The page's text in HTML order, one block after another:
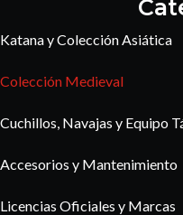
Katana y Colección Asiática
Colección Medieval
Cuchillos, Navajas y Equipo
Accesorios y Mantenimiento
Licencias Oficiales y Marcas